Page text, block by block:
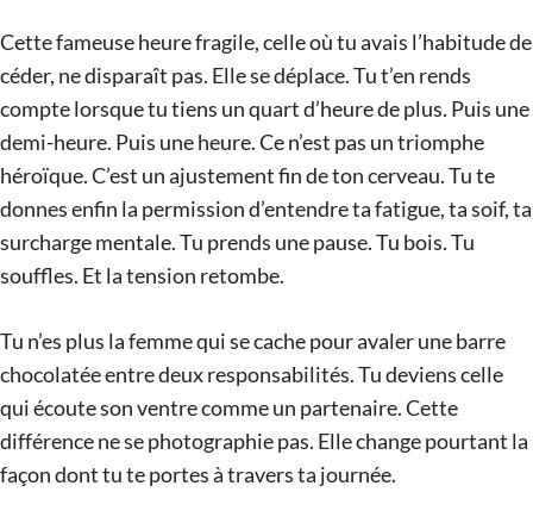
Cette fameuse heure fragile, celle où tu avais l’habitude de
céder, ne disparaît pas. Elle se déplace. Tu t’en rends
compte lorsque tu tiens un quart d’heure de plus. Puis une
demi-heure. Puis une heure. Ce n’est pas un triomphe
héroïque. C’est un ajustement fin de ton cerveau. Tu te
donnes enfin la permission d’entendre ta fatigue, ta soif, ta
surcharge mentale. Tu prends une pause. Tu bois. Tu
souffles. Et la tension retombe.
Tu n’es plus la femme qui se cache pour avaler une barre
chocolatée entre deux responsabilités. Tu deviens celle
qui écoute son ventre comme un partenaire. Cette
différence ne se photographie pas. Elle change pourtant la
façon dont tu te portes à travers ta journée.